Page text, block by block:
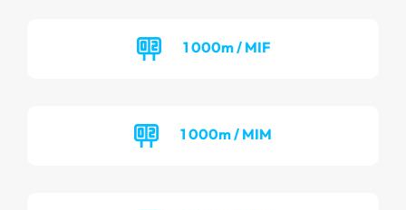
1 000m / MIF
1 000m / MIM